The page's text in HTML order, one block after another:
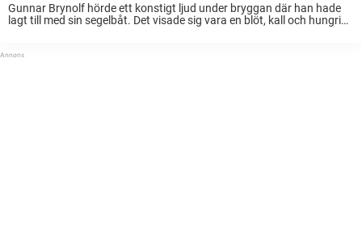
Gunnar Brynolf hörde ett konstigt ljud under bryggan där han hade
lagt till med sin segelbåt. Det visade sig vara en blöt, kall och hungrig